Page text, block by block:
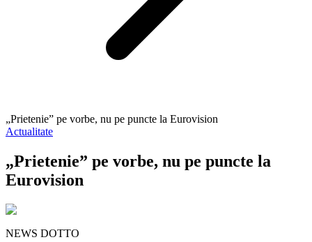
„Prietenie” pe vorbe, nu pe puncte la Eurovision
Actualitate
„Prietenie” pe vorbe, nu pe puncte la
Eurovision
NEWS DOTTO